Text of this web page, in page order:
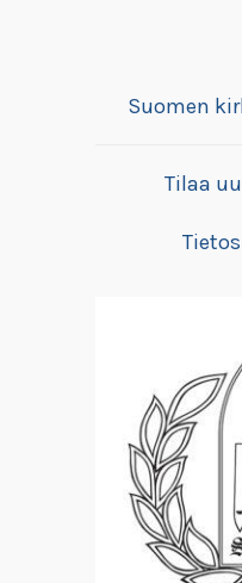
Suomen
Tilaa